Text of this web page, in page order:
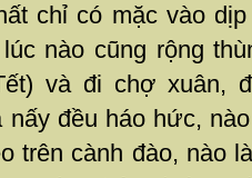
chỉ có mặc vào
nào cũng rộng
và đi chợ xuân,
đều háo hức,
trên cành đào, nào